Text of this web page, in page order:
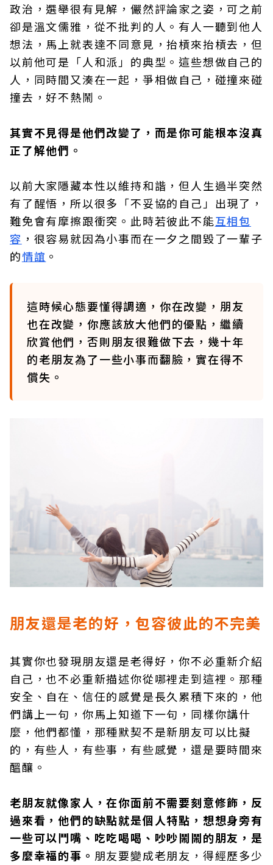
政治，選舉很有見解，儼然評論家之姿，可之前
卻是溫文儒雅，從不批判的人。有人一聽到他人
想法，馬上就表達不同意見，抬槓來抬槓去，但
以前他可是「人和派」的典型。這些想做自己的
人，同時間又湊在一起，爭相做自己，碰撞來碰
撞去，好不熱鬧。
其實不見得是他們改變了，而是你可能根本沒真
正了解他們。
以前大家隱藏本性以維持和諧，但人生過半突然
有了醒悟，所以很多「不妥協的自己」出現了，
難免會有摩擦跟衝突。此時若彼此不能互相包
容 ，很容易就因為小事而在一夕之間毀了一輩子
的情誼 。
這時候心態要懂得調適，你在改變，朋友
也在改變，你應該放大他們的優點，繼續
欣賞他們，否則朋友很難做下去，幾十年
的老朋友為了一些小事而翻臉，實在得不
償失。
朋友還是老的好，包容彼此的不完美
其實你也發現朋友還是老得好，你不必重新介紹
自己，也不必重新描述你從哪裡走到這裡。那種
安全、自在、信任的感覺是長久累積下來的，他
們講上一句，你馬上知道下一句，同樣你講什
麼，他們都懂，那種默契不是新朋友可以比擬
的，有些人，有些事，有些感覺，還是要時間來
醞釀。
老朋友就像家人，在你面前不需要刻意修飾，反
過來看 ，他們的缺點就是個人特點，想想身旁有
一些可以鬥嘴、吃吃喝喝、吵吵鬧鬧的朋友，是
多麼幸福的事 。 朋友要變成老朋友，得經歷多少